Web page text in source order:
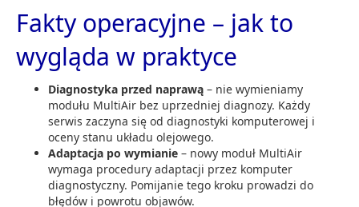
Fakty operacyjne – jak to
wygląda w praktyce
Diagnostyka przed naprawą – nie wymieniamy
modułu MultiAir bez uprzedniej diagnozy. Każdy
serwis zaczyna się od diagnostyki komputerowej i
oceny stanu układu olejowego.
Adaptacja po wymianie – nowy moduł MultiAir
wymaga procedury adaptacji przez komputer
diagnostyczny. Pomijanie tego kroku prowadzi do
błędów i powrotu objawów.